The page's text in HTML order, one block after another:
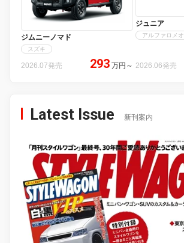
ジムニーノマド
スズキ
2026.07発売 293 万円 ～
ジュニア
アルファロメオ
2026.06発売
Latest Issue 新刊案内